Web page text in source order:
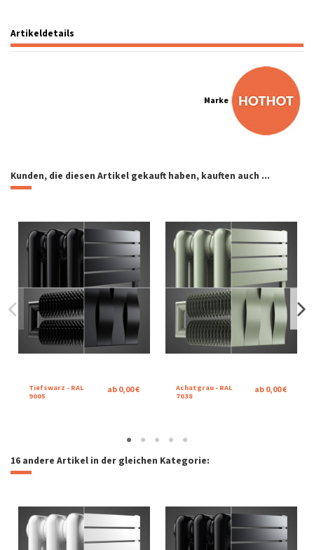
Artikeldetails
Marke
Kunden, die diesen Artikel gekauft haben, kauften auch ...
Tiefswarz - RAL
9005
ab 0,00 €
Achatgrau - RAL
7038
ab 0,00 €
16 andere Artikel in der gleichen Kategorie: